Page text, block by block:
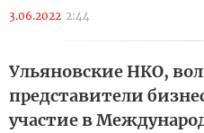
3.06.2022 2:44
Ульяновские НКО,
представители
участие в